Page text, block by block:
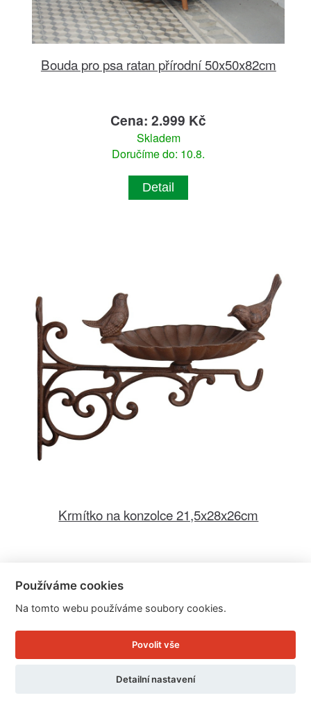
Bouda pro psa ratan přírodní 50x50x82cm
Cena: 2.999 Kč
Skladem
Doručíme do: 10.8.
Detail
Krmítko na konzolce 21,5x28x26cm
Doručíme do: 10.8.
Detail
Používáme cookies
Na tomto webu používáme soubory cookies.
Povolit vše
Detailní nastavení